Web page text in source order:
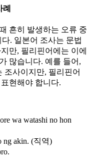
흔히 발생하는 오류 중
. 일본어 조사는 문법
만, 필리핀어에는 이에
많습니다. 예를 들어,
조사이지만, 필리핀어
현해야 합니다.
wa watashi no hon
ng akin. (직역)